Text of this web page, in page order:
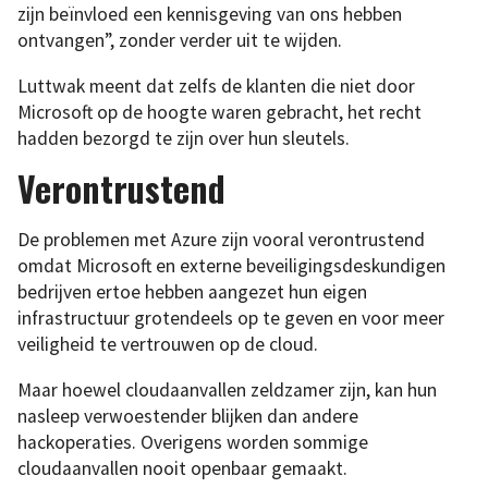
zijn beïnvloed een kennisgeving van ons hebben
ontvangen”, zonder verder uit te wijden.
Luttwak meent dat zelfs de klanten die niet door
Microsoft op de hoogte waren gebracht, het recht
hadden bezorgd te zijn over hun sleutels.
Verontrustend
De problemen met Azure zijn vooral verontrustend
omdat Microsoft en externe beveiligingsdeskundigen
bedrijven ertoe hebben aangezet hun eigen
infrastructuur grotendeels op te geven en voor meer
veiligheid te vertrouwen op de cloud.
Maar hoewel cloudaanvallen zeldzamer zijn, kan hun
nasleep verwoestender blijken dan andere
hackoperaties. Overigens worden sommige
cloudaanvallen nooit openbaar gemaakt.